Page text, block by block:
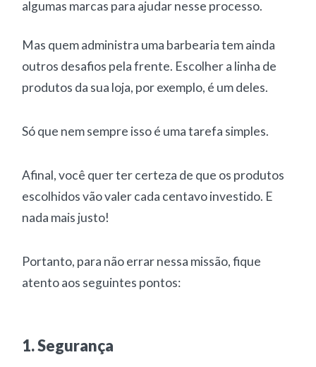
algumas marcas para ajudar nesse processo.
Mas quem administra uma barbearia tem ainda
outros desafios pela frente. Escolher a linha de
produtos da sua loja, por exemplo, é um deles.
Só que nem sempre isso é uma tarefa simples.
Afinal, você quer ter certeza de que os produtos
escolhidos vão valer cada centavo investido. E
nada mais justo!
Portanto, para não errar nessa missão, fique
atento aos seguintes pontos:
1. Segurança